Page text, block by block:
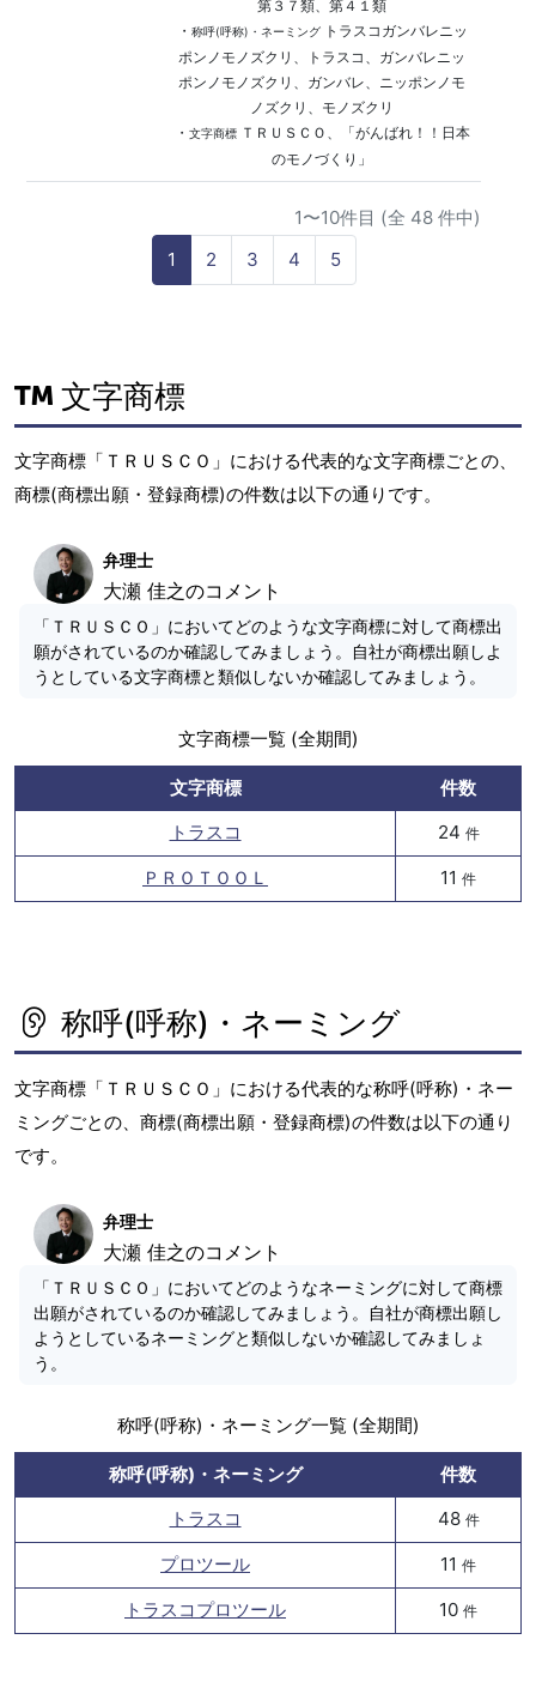
第３７類、第４１類
・ 称呼(呼称)・ネーミングトラスコガンバレニッ
ポンノモノズクリ、トラスコ、ガンバレニッ
ポンノモノズクリ、ガンバレ、ニッポンノモ
ノズクリ、モノズクリ
・ 文字商標ＴＲＵＳＣＯ、「がんばれ！！日本
のモノづくり」
1〜10件目 (全 48 件中)
1
2 3 4 5
文字商標
文字商標「ＴＲＵＳＣＯ」における代表的な文字商標ごとの、
商標(商標出願・登録商標)の件数は以下の通りです。
弁理士
大瀬 佳之のコメント
「ＴＲＵＳＣＯ」においてどのような文字商標に対して商標出
願がされているのか確認してみましょう。自社が商標出願しよ
うとしている文字商標と類似しないか確認してみましょう。
文字商標一覧 (全期間)
文字商標
件数
トラスコ
24 件
ＰＲＯＴＯＯＬ 11 件
称呼(呼称)・ネーミング
文字商標「ＴＲＵＳＣＯ」における代表的な称呼(呼称)・ネー
ミングごとの、商標(商標出願・登録商標)の件数は以下の通り
です。
弁理士
大瀬 佳之のコメント
「ＴＲＵＳＣＯ」においてどのようなネーミングに対して商標
出願がされているのか確認してみましょう。自社が商標出願し
ようとしているネーミングと類似しないか確認してみましょ
う。
称呼(呼称)・ネーミング一覧 (全期間)
称呼(呼称)・ネーミング
件数
トラスコ
48 件
プロツール 11 件
トラスコプロツール 10 件